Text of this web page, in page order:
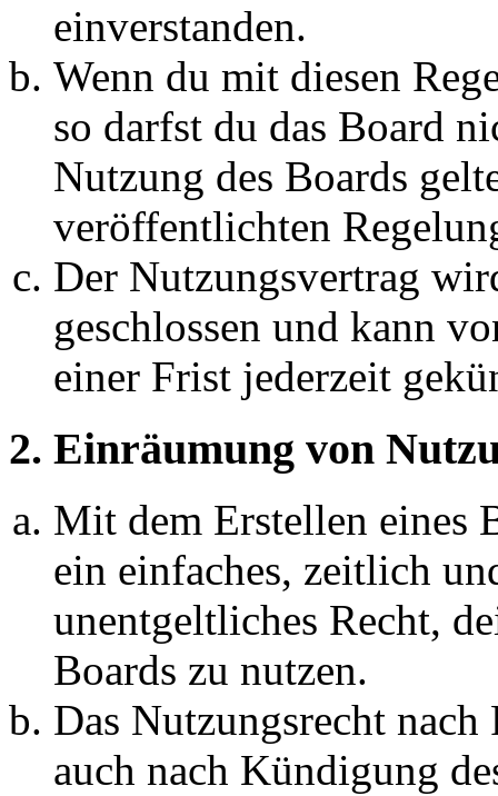
einverstanden.
Wenn du mit diesen
so darfst du das Board
Nutzung des Boards
veröffentlichten
Der Nutzungsvertrag
geschlossen und kann
einer Frist jederzeit
2. Einräumung von
Mit dem Erstellen eines
ein einfaches, zeitlich
unentgeltliches Recht,
Boards zu nutzen.
Das Nutzungsrecht
auch nach Kündigung